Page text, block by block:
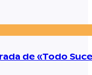
de «Todo